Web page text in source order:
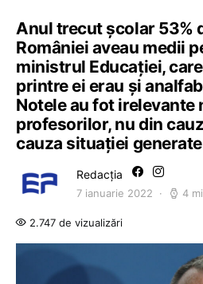
Anul trecut școlar 53%
României aveau medii
ministrul Educației,
printre ei erau și
Notele au fot irelevante
profesorilor, nu din
cauza situației
Redacția
7 ianuarie 2022 4
2.747 de vizualizări